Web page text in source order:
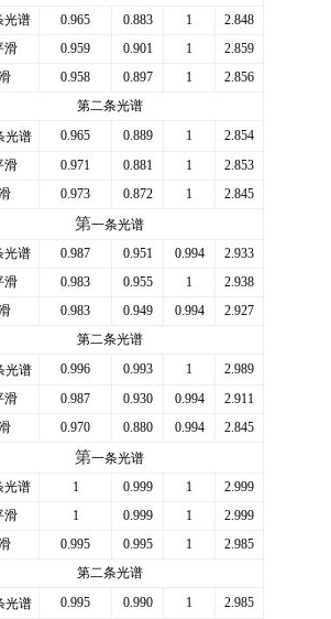
光谱
0.965 0.883 1
2.848
滑
0.959 0.901 1
2.859
0.958 0.897 1
2.856
第二条光谱
光谱 0.965 0.889 1
2.854
滑
0.971 0.881 1
2.853
0.973 0.872 1 2.845
第一条光谱
光谱
0.987 0.951 0.994
2.933
滑
0.983 0.955 1
2.938
0.983 0.949 0.994
2.927
第二条光谱
光谱 0.996 0.993 1
2.989
滑
0.987 0.930 0.994
2.911
0.970 0.880 0.994 2.845
第一条光谱
光谱
1 0.999 1
2.999
滑
1 0.999 1
2.999
0.995 0.995 1
2.985
第二条光谱
光谱 0.995 0.990 1
2.985